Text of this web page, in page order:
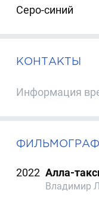
Серо-синий
КОНТАКТЫ
Информация
2022 Алла-
Владимир